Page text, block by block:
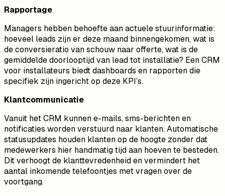
Rapportage
Managers hebben behoefte aan actuele stuurinformatie:
hoeveel leads zijn er deze maand binnengekomen, wat is
de conversieratio van schouw naar offerte, wat is de
gemiddelde doorlooptijd van lead tot installatie? Een CRM
voor installateurs biedt dashboards en rapporten die
specifiek zijn ingericht op deze KPI’s.
Klantcommunicatie
Vanuit het CRM kunnen e-mails, sms-berichten en
notificaties worden verstuurd naar klanten. Automatische
statusupdates houden klanten op de hoogte zonder dat
medewerkers hier handmatig tijd aan hoeven te besteden.
Dit verhoogt de klanttevredenheid en vermindert het
aantal inkomende telefoontjes met vragen over de
voortgang.